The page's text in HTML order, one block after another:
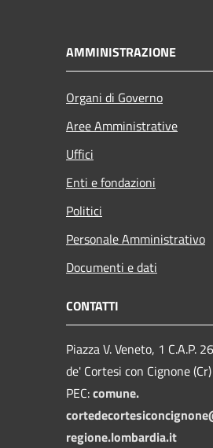
AMMINISTRAZIONE
Organi di Governo
Aree Amministrative
Uffici
Enti e fondazioni
Politici
Personale Amministrativo
Documenti e dati
CONTATTI
Piazza V. Veneto, 1 C.A.P.
de' Cortesi con Cignone (Cr)
PEC:comune.
regione.lombardia.it